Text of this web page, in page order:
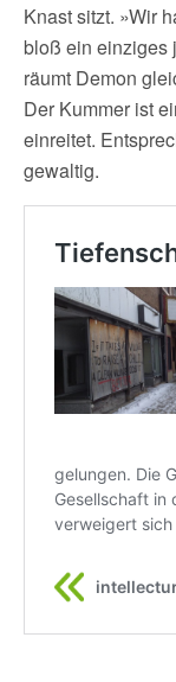
Knast sitzt. »Wir
bloß ein einziges
räumt Demon
Der Kummer ist
einreitet.
gewaltig.